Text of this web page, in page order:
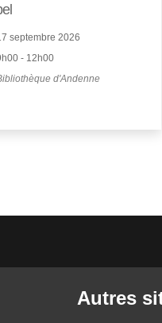
septembre 2026
- 12h00
d'Andenne
Autres